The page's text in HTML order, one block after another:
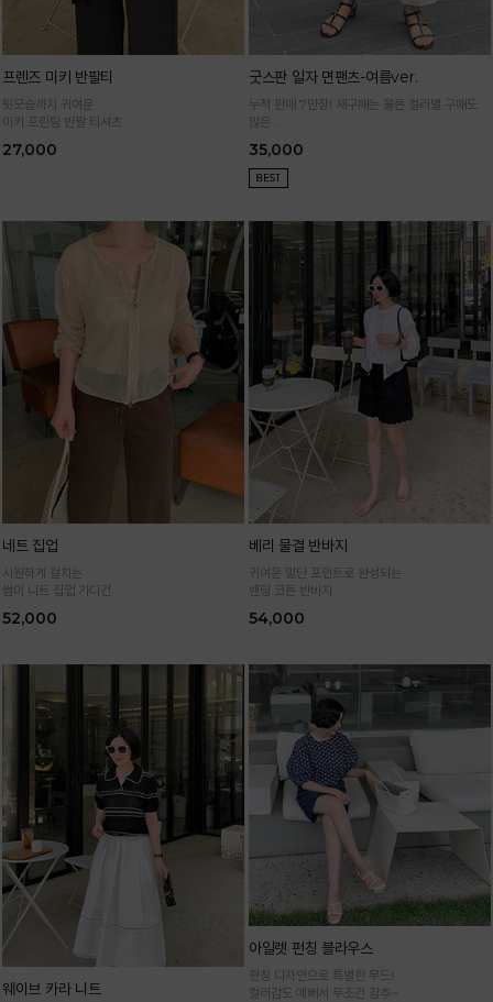
프렌즈 미키 반팔티
뒷모습까지 귀여운
미키 프린팅 반팔 티셔츠
27,000
굿스판 일자 면팬츠-여름ver.
누적 판매 7만장! 재구매는 물론 컬러별 구매도
많은
35,000
네트 집업
시원하게 걸치는
썸머 니트 집업 가디건
52,000
베리 물결 반바지
귀여운 밑단 포인트로 완성되는
밴딩 코튼 반바지
54,000
웨이브 카라 니트
아일렛 펀칭 블라우스
펀칭 디자인으로 특별한 무드!
컬러감도 예뻐서 무조건 강추~